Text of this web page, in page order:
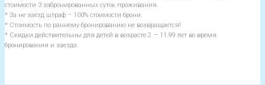
стоимости 3 забронированных суток проживания.
* За не заезд штраф – 100% стоимости брони.
* Стоимость по раннему бронированию не возвращается!
* Скидки действительны для детей в возрасте 2 — 11.99 лет во время
бронирования и заезда.